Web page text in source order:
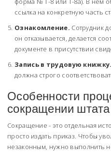
ссылка на конкретную часть
Ознакомление. Сотрудник
он отказывается, делается
документе в присутствии
Запись в трудовую книжку.
должна строго
Особенности
сокращении штата
Сокращение - это отдельная
просто издать приказ. Чтобы
незаконным, нужно выполнить